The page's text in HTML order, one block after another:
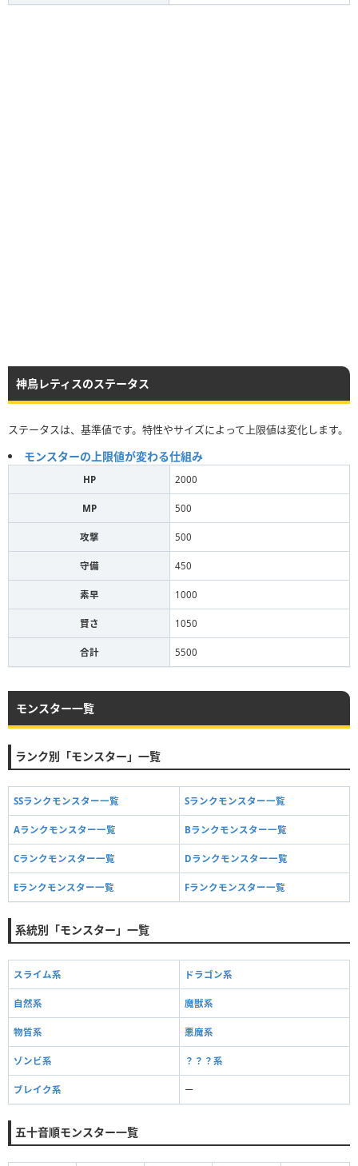
神鳥レティスのステータス
ステータスは、基準値です。特性やサイズによって上限値は変化します。
モンスターの上限値が変わる仕組み
HP 2000
MP 500
攻撃 500
守備 450
素早 1000
賢さ 1050
合計 5500
モンスター一覧
ランク別「モンスター」一覧
SSランクモンスター一覧 Sランクモンスター一覧
Aランクモンスター一覧 Bランクモンスター一覧
Cランクモンスター一覧 Dランクモンスター一覧
Eランクモンスター一覧 Fランクモンスター一覧
系統別「モンスター」一覧
スライム系 ドラゴン系
自然系 魔獣系
物質系 悪魔系
ゾンビ系 ？？？系
ブレイク系 ー
五十音順モンスター一覧